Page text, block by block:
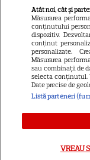
Copyright2026
Jocurile
Atât noi, cât și
Măsurarea
conținutului
dispozitiv.
conținut
personalizate.
Măsurarea
sau combinații de
selecta conținutul.
Date precise de
Listă parteneri
VREAU